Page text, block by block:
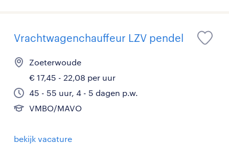
Vrachtwagenchauffeur LZV pendel
Zoeterwoude
€ 17,45 - 22,08 per uur
45 - 55 uur, 4 - 5 dagen p.w.
VMBO/MAVO
bekijk vacature